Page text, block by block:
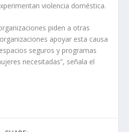
violencia doméstica.
piden a otras
apoyar esta causa
seguros y programas
necesitadas”, señala el